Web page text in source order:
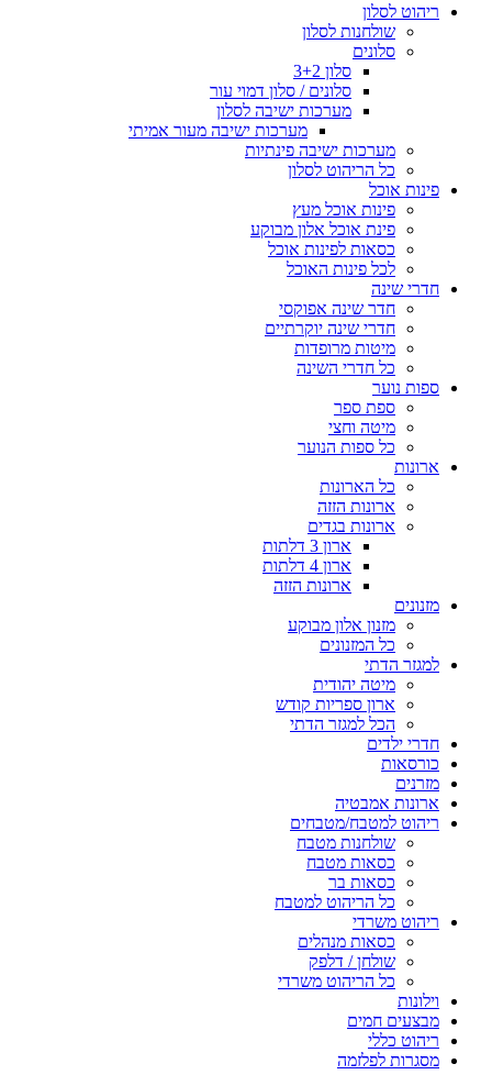
ריהוט לסלון
שולחנות לסלון
סלונים
סלון 3+2
סלונים / סלון דמוי עור
מערכות ישיבה לסלון
מערכות ישיבה מעור אמיתי
מערכות ישיבה פינתיות
כל הריהוט לסלון
פינות אוכל
פינות אוכל מעץ
פינת אוכל אלון מבוקע
כסאות לפינות אוכל
לכל פינות האוכל
חדרי שינה
חדר שינה אפוקסי
חדרי שינה יוקרתיים
מיטות מרופדות
כל חדרי השינה
ספות נוער
ספת ספר
מיטה וחצי
כל ספות הנוער
ארונות
כל הארונות
ארונות הזזה
ארונות בגדים
ארון 3 דלתות
ארון 4 דלתות
ארונות הזזה
מזנונים
מזנון אלון מבוקע
כל המזנונים
למגזר הדתי
מיטה יהודית
ארון ספריות קודש
הכל למגזר הדתי
חדרי ילדים
כורסאות
מזרנים
ארונות אמבטיה
ריהוט למטבח/מטבחים
שולחנות מטבח
כסאות מטבח
כסאות בר
כל הריהוט למטבח
ריהוט משרדי
כסאות מנהלים
שולחן / דלפק
כל הריהוט משרדי
וילונות
מבצעים חמים
ריהוט כללי
מסגרות לפלזמה